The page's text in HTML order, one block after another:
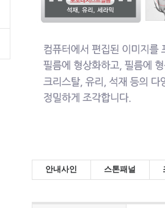
안내사인 스톤패널